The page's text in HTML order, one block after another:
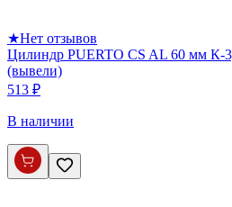
★Нет отзывов
Цилиндр PUERTO CS AL 60 мм К-3,
(вывели)
513 ₽
В наличии